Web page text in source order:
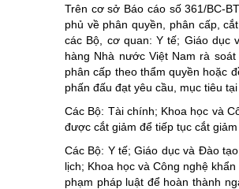
Trên cơ sở Báo cáo số 361/BC-
phủ về phân quyền, phân cấp,
các Bộ, cơ quan: Y tế; Giáo dục
hàng Nhà nước Việt Nam rà
phân cấp theo thẩm quyền hoặc
phấn đấu đạt yêu cầu, mục tiêu
Các Bộ: Tài chính; Khoa học và
được cắt giảm để tiếp tục cắt
Các Bộ: Y tế; Giáo dục và Đào
lịch; Khoa học và Công nghệ
phạm pháp luật để hoàn thành